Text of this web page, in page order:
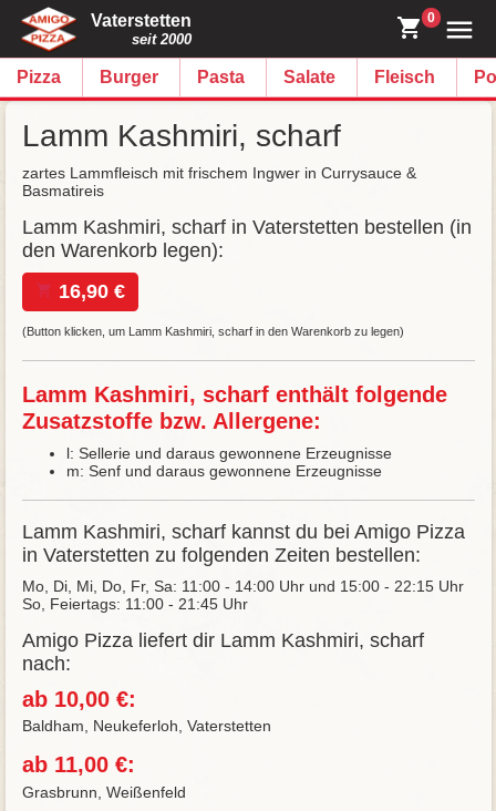
Vaterstetten
seit 2000
0
Pizza Burger Pasta Salate Fleisch
Lamm Kashmiri, scharf
zartes Lammfleisch mit frischem Ingwer in Currysauce &
Basmatireis
Lamm Kashmiri, scharf in Vaterstetten bestellen (in
den Warenkorb legen):
16,90 €
(Button klicken, um Lamm Kashmiri, scharf in den Warenkorb zu legen)
Lamm Kashmiri, scharf enthält folgende
Zusatzstoffe bzw. Allergene:
l: Sellerie und daraus gewonnene Erzeugnisse
m: Senf und daraus gewonnene Erzeugnisse
Lamm Kashmiri, scharf kannst du bei Amigo Pizza
in Vaterstetten zu folgenden Zeiten bestellen:
Mo, Di, Mi, Do, Fr, Sa: 11:00 - 14:00 Uhr und 15:00 - 22:15 Uhr
So, Feiertags: 11:00 - 21:45 Uhr
Amigo Pizza liefert dir Lamm Kashmiri, scharf
nach:
ab 10,00 €:
Baldham, Neukeferloh, Vaterstetten
ab 11,00 €:
Grasbrunn, Weißenfeld